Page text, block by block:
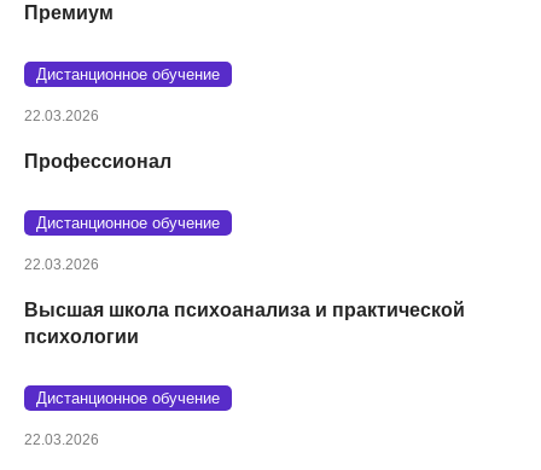
Премиум
Дистанционное обучение
22.03.2026
Профессионал
Дистанционное обучение
22.03.2026
Высшая школа психоанализа и практической
психологии
Дистанционное обучение
22.03.2026